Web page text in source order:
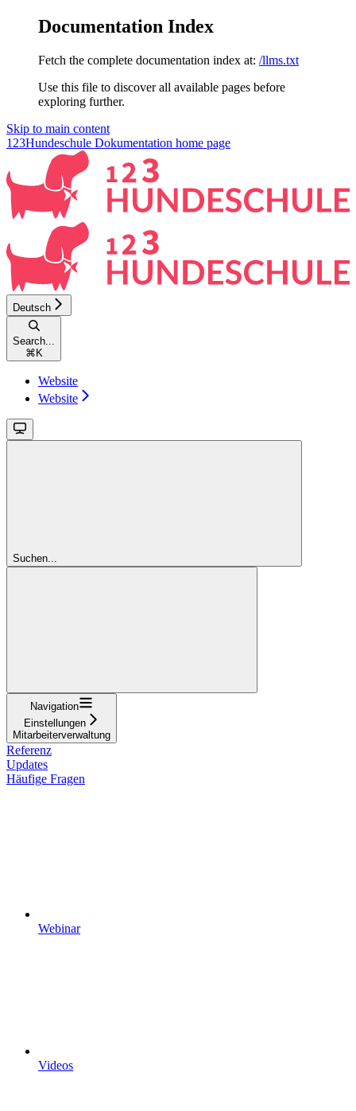
Documentation Index
Fetch the complete documentation index at: /llms.txt
Use this file to discover all available pages before
exploring further.
Skip to main content
123Hundeschule Dokumentation home page
Deutsch
Search...
⌘ K
Website
Website
Suchen...
Navigation
Einstellungen
Mitarbeiterverwaltung
Referenz
Updates
Häufige Fragen
Webinar
Videos